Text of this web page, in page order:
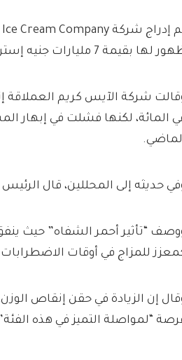
لها بقيمة 7 مليارات جنيه إسترليني
حديثه إلى المحللين، قال
“تأثير أحمر الشفاه” حيث
للمزاج في أوقات الاضطرابات
“لمواصلة التميز في هذه